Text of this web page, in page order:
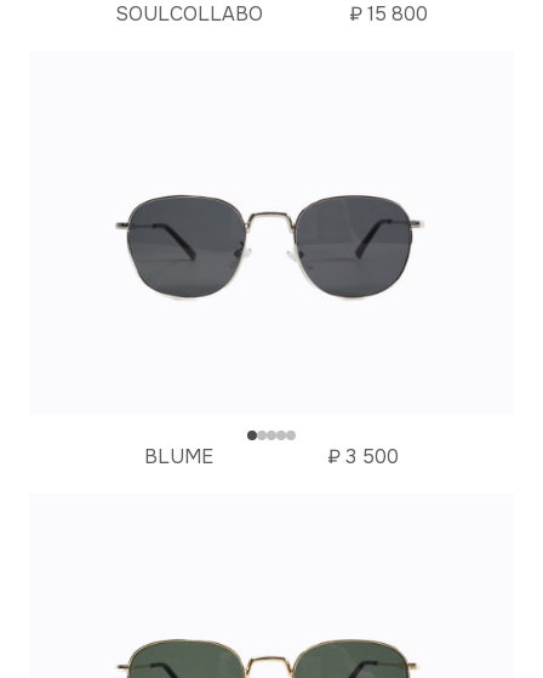
SOULCOLLABO ₽15 800
BLUME ₽3 500